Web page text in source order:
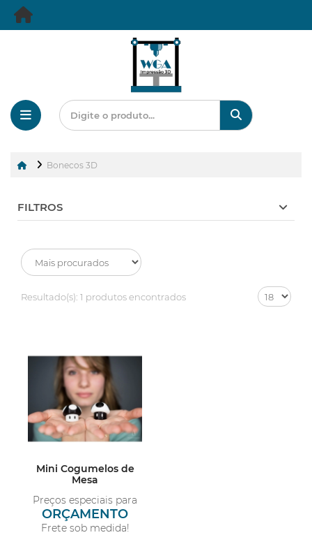
Bonecos 3D
FILTROS
Resultado(s): 1 produtos encontrados
Mini Cogumelos de
Mesa
Preços especiais para
ORÇAMENTO
Frete sob medida!